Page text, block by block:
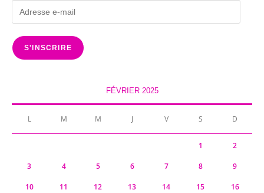
Adresse
e-
mail
S'INSCRIRE
FÉVRIER 2025
L M M J V S D
1 2
3 4 5 6 7 8 9
10 11 12 13 14 15 16